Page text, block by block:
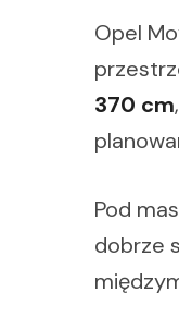
Opel
370 cm
Pod
dobrze